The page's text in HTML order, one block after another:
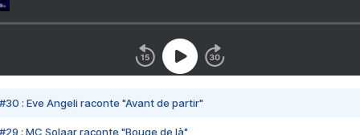
#30 : Eve Angeli raconte "Avant de partir"
#29 : MC Solaar raconte "Bouge de là"